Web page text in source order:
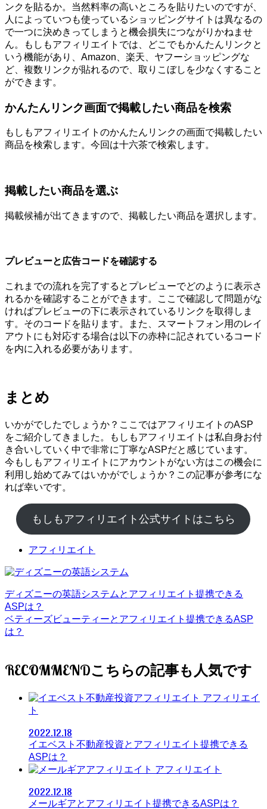
ンクを貼るか。当然料率の高いところを貼りたいのですが、
人によっていつも使っているショッピングサイトは異なるの
で一つに決めきってしまうと機会損失につながりかねませ
ん。もしもアフィリエイトでは、どこでもかんたんリンクと
いう機能があり、Amazon、楽天、ヤフーショッピングな
ど、複数リンクが貼れるので、取りこぼしを少なくすること
ができます。
かんたんリンク画面で掲載したい商品を検索
もしもアフィリエイトのかんたんリンクの画面で掲載したい
商品を検索します。今回は十六茶で検索します。
掲載したい商品を選ぶ
掲載候補が出てきますので、掲載したい商品を選択します。
プレビューと広告コードを確認する
これまでの流れを完了するとプレビューでどのように表示さ
れるかを確認することができます。ここで確認して問題がな
ければプレビューの下に表示されているリンクを取得しま
す。そのコードを貼ります。また、スマートフォン用のレイ
アウトにも対応する場合は以下の赤枠に記されているコード
を内に入れる必要があります。
まとめ
いかがでしたでしょうか？ここではアフィリエイトのASP
をご紹介してきました。もしもアフィリエイトは私自身お付
き合いしていく中で非常に丁寧なASPだと感じています。
今もしもアフィリエイトにアカウントがない方はこの機会に
利用し始めてみてはいかがでしょうか？この記事が参考にな
れば幸いです。
もしもアフィリエイト公式サイトはこちら
アフィリエイト
ディズニーの英語システムとアフィリエイト提携できる
ASPは？
ベティーズビューティーとアフィリエイト提携できるASP
は？
RECOMMEND
アフィリエイ
ト
2022.12.18
イエベスト不動産投資とアフィリエイト提携できる
ASPは？
アフィリエイト
2022.12.18
メールギアとアフィリエイト提携できるASPは？